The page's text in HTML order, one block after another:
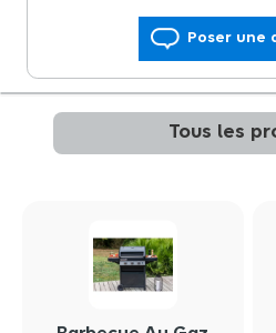
Poser une
Tous les